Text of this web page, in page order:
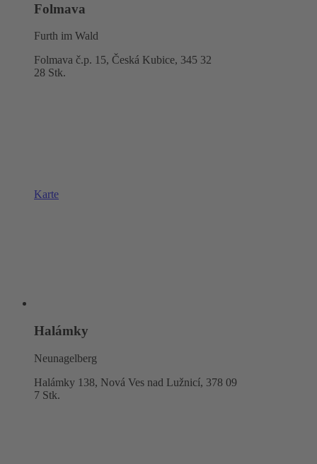
Folmava
Furth im Wald
Folmava č.p. 15, Česká Kubice, 345 32
28 Stk.
Karte
Halámky
Neunagelberg
Halámky 138, Nová Ves nad Lužnicí, 378 09
7 Stk.